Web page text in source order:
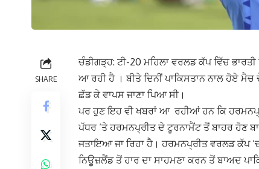
SHARE
ਚੰਡੀਗੜ੍ਹ: ਟੀ-20 ਮਹਿਲਾ ਵਰਲਡ ਕੱਪ ਵਿੱਚ
ਆ ਰਹੀ ਹੈ । ਬੀਤੇ ਦਿਨੀਂ ਪਾਕਿਸਤਾਨ ਨਾਲ ਹੋਏ
ਛੱਡ ਕੇ ਵਾਪਸ ਜਾਣਾ ਪਿਆ ਸੀ।
ਪਰ ਹੁਣ ਇਹ ਵੀ ਖਬਰਾਂ ਆ ਰਹੀਆਂ ਹਨ ਕਿ
ਪੱਧਰ ‘ਤੇ ਹਰਮਨਪ੍ਰੀਤ ਦੇ ਟੂਰਨਾਮੈਂਟ ਤੋਂ ਬਾਹਰ ਹੋਣ
ਜਤਾਇਆ ਜਾ ਰਿਹਾ ਹੈ। ਹਰਮਨਪ੍ਰੀਤ ਵਰਲਡ ਕੱਪ
ਨਿਊਜ਼ਲੈਂਡ ਤੋਂ ਹਾਰ ਦਾ ਸਾਹਮਣਾ ਕਰਨ ਤੋਂ ਬਾਅਦ